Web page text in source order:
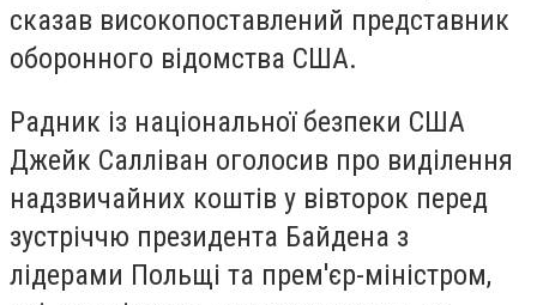
сказав високопоставлений представник
оборонного відомства США.
Радник із національної безпеки США
Джейк Салліван оголосив про виділення
надзвичайних коштів у вівторок перед
зустріччю президента Байдена з
лідерами Польщі та прем'єр-міністром,